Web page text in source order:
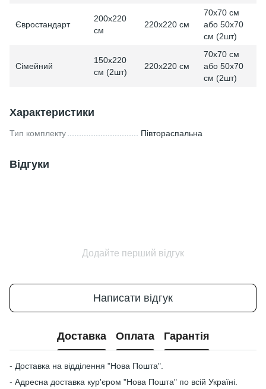
Євростандарт
200x220
см
220x220 см
70x70 см
або 50x70
см (2шт)
Сімейний
150x220
см (2шт)
220x220 см
70x70 см
або 50x70
см (2шт)
Характеристики
Тип комплекту Півтораспальна
Відгуки
Додайте перший відгук
Написати відгук
Доставка Оплата Гарантія
- Доставка на відділення "Нова Пошта".
- Адресна доставка кур'єром "Нова Пошта" по всій Україні.